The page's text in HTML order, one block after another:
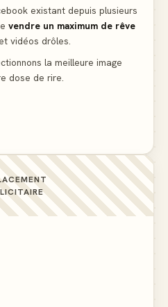
pour que le mari tonde la
existant depuis plusieurs
vendre un maximum de rêve
vidéos drôles.
la meilleure image
dose de rire.